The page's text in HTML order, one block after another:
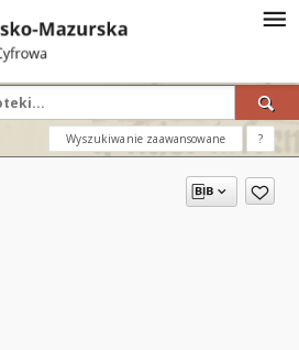
Wyszukiwanie zaawansowane ?